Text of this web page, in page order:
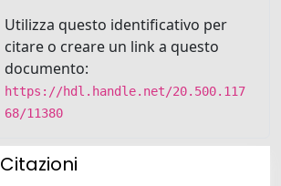
Utilizza questo identificativo per
citare o creare un link a questo
documento:
https://hdl.handle.net/20.500.117
68/11380
Citazioni